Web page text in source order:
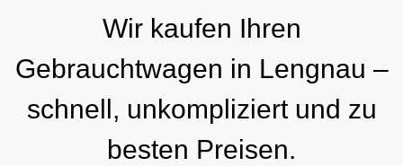
Wir kaufen Ihren
Gebrauchtwagen in Lengnau –
schnell, unkompliziert und zu
besten Preisen.